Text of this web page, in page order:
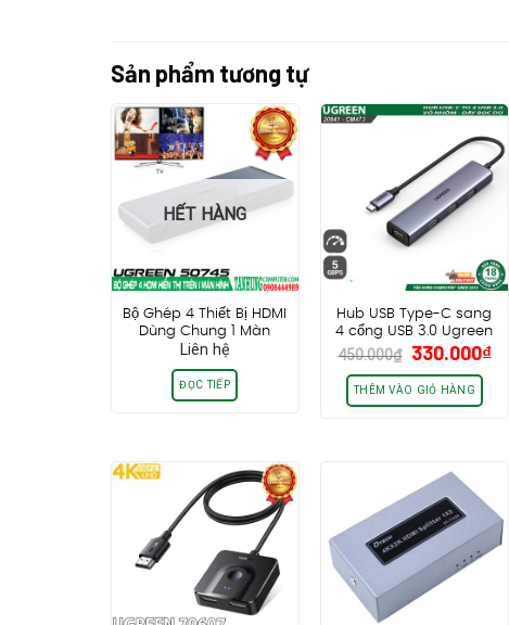
Sản phẩm tương tự
HẾT HÀNG
Bộ Ghép 4 Thiết Bị HDMI
Dùng Chung 1 Màn
Hình Ugreen 50745
Liên hệ
ĐỌC TIẾP
Hub USB Type-C sang
4 cổng USB 3.0 Ugreen
20841, Vỏ nhôm, dây
bọc dù
450.000₫
Giá
gốc
là:
450.000₫.
330.000₫Giá
THÊM VÀO GIỎ HÀNG